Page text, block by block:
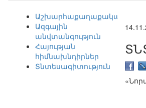
Աշխարհաքաղաքականություն
Ազգային
անվտանգություն
Հայության
հիմնախնդիրներ
Տնտեսագիտություն